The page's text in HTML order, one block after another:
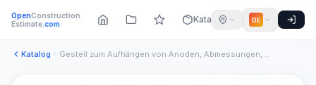
OpenConstruction
Estimate.com Katalog DE
Katalog Gestell zum Aufhängen von Anoden, Abmessungen, 1000 x 1160 x...